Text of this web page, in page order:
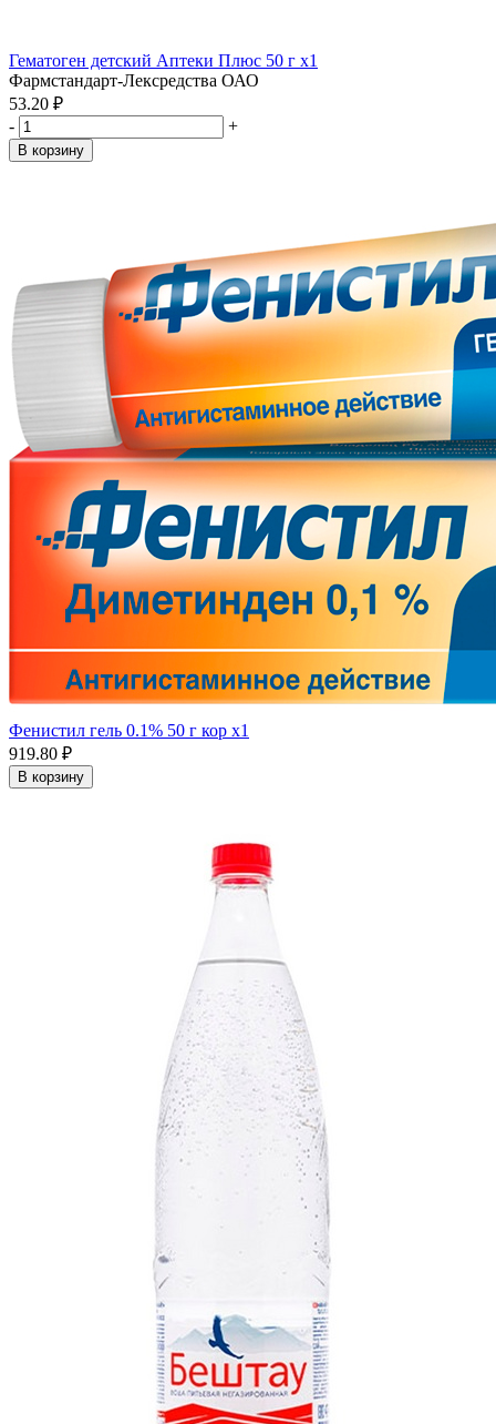
Гематоген детский Аптеки Плюс 50 г x1
Фармстандарт-Лексредства ОАО
53.20 ₽
-
+
В корзину
Фенистил гель 0.1% 50 г кор x1
919.80 ₽
В корзину